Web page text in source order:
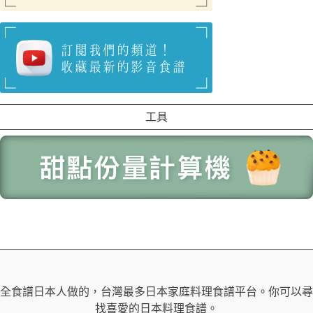
工具
全食譜日本人做的，台灣最多日本家庭料理食譜平台。你可以尋
找喜愛的日本料理食譜。